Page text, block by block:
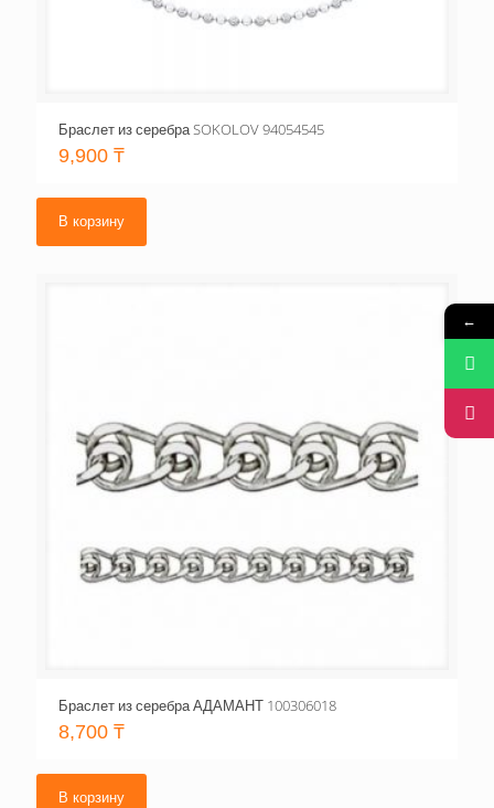
Браслет из серебра SOKOLOV 94054545
9,900 ₸
В корзину
Браслет из серебра АДАМАНТ 100306018
8,700 ₸
В корзину
←